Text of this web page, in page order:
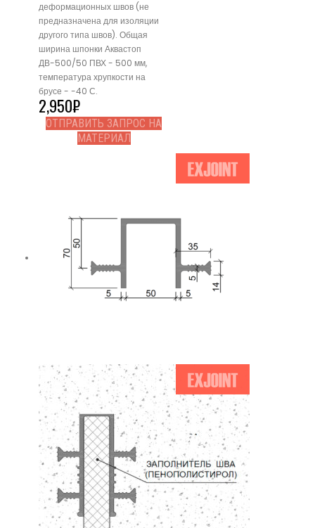
деформационных швов (не
предназначена для изоляции
другого типа швов). Общая
ширина шпонки Аквастоп
ДВ-500/50 ПВХ - 500 мм,
температура хрупкости на
брусе - -40 С.
2,950₽
ОТПРАВИТЬ ЗАПРОС НА
МАТЕРИАЛ